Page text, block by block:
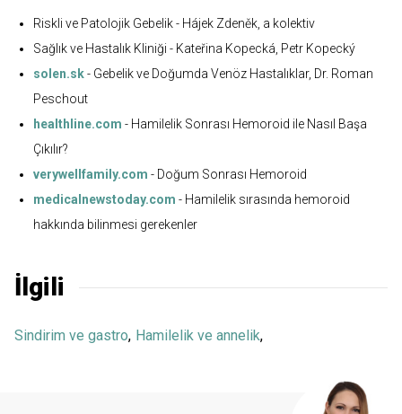
Riskli ve Patolojik Gebelik - Hájek Zdeněk, a kolektiv
Sağlık ve Hastalık Kliniği - Kateřina Kopecká, Petr Kopecký
solen.sk- Gebelik ve Doğumda Venöz Hastalıklar, Dr. Roman
Peschout
healthline.com - Hamilelik Sonrası Hemoroid ile Nasıl Başa
Çıkılır?
verywellfamily.com - Doğum Sonrası Hemoroid
medicalnewstoday.com - Hamilelik sırasında hemoroid
hakkında bilinmesi gerekenler
İlgili
Sindirim ve gastro, Hamilelik ve annelik,